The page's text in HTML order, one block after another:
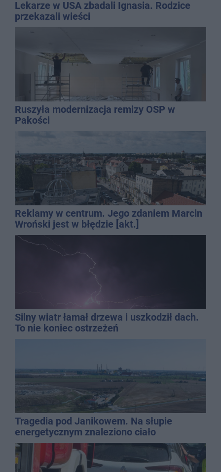
Lekarze w USA zbadali Ignasia. Rodzice
przekazali wieści
Ruszyła modernizacja remizy OSP w
Pakości
Reklamy w centrum. Jego zdaniem Marcin
Wroński jest w błędzie [akt.]
Silny wiatr łamał drzewa i uszkodził dach.
To nie koniec ostrzeżeń
Tragedia pod Janikowem. Na słupie
energetycznym znaleziono ciało
mężczyzny